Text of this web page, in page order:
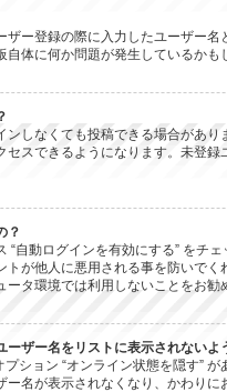
ザー登録の際に入力したユーザー
体に何か問題が発生しているか
ンしなくても投稿できる場合があ
セスできるようになります。未登
？
“自動ログインを有効にする” を
トが他人に悪用される事を防いで
ータ環境では利用しないことをお
ザー名をリストに表示されないよ
プション “オンライン状態を隠す”
名が表示されなくなり、かわりに